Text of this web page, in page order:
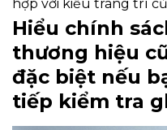
hợp với kiểu trang trí
Hiểu chính
thương hiệu
đặc biệt nếu
tiếp kiểm tra